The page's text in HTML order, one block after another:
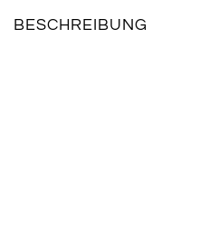
BESCHREIBUNG